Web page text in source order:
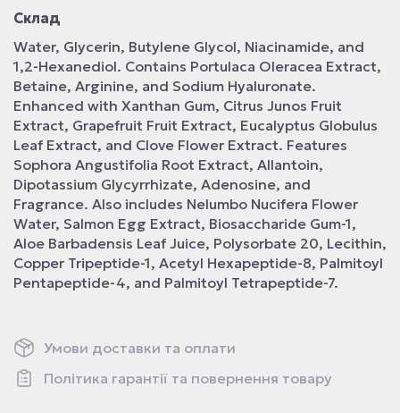
Склад
Water, Glycerin, Butylene Glycol, Niacinamide, and
1,2-Hexanediol. Contains Portulaca Oleracea Extract,
Betaine, Arginine, and Sodium Hyaluronate.
Enhanced with Xanthan Gum, Citrus Junos Fruit
Extract, Grapefruit Fruit Extract, Eucalyptus Globulus
Leaf Extract, and Clove Flower Extract. Features
Sophora Angustifolia Root Extract, Allantoin,
Dipotassium Glycyrrhizate, Adenosine, and
Fragrance. Also includes Nelumbo Nucifera Flower
Water, Salmon Egg Extract, Biosaccharide Gum-1,
Aloe Barbadensis Leaf Juice, Polysorbate 20, Lecithin,
Copper Tripeptide-1, Acetyl Hexapeptide-8, Palmitoyl
Pentapeptide-4, and Palmitoyl Tetrapeptide-7.
Умови доставки та оплати
Політика гарантії та повернення товару